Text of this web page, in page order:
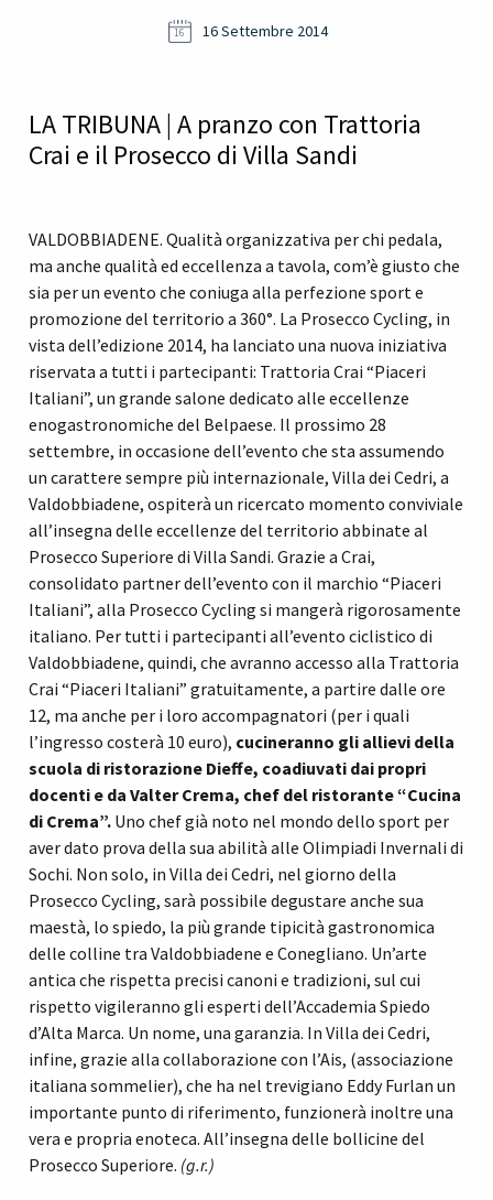
16 16 Settembre 2014
LA TRIBUNA | A pranzo con Trattoria
Crai e il Prosecco di Villa Sandi
VALDOBBIADENE. Qualità organizzativa per chi pedala,
ma anche qualità ed eccellenza a tavola, com’è giusto che
sia per un evento che coniuga alla perfezione sport e
promozione del territorio a 360°. La Prosecco Cycling, in
vista dell’edizione 2014, ha lanciato una nuova iniziativa
riservata a tutti i partecipanti: Trattoria Crai “Piaceri
Italiani”, un grande salone dedicato alle eccellenze
enogastronomiche del Belpaese. Il prossimo 28
settembre, in occasione dell’evento che sta assumendo
un carattere sempre più internazionale, Villa dei Cedri, a
Valdobbiadene, ospiterà un ricercato momento conviviale
all’insegna delle eccellenze del territorio abbinate al
Prosecco Superiore di Villa Sandi. Grazie a Crai,
consolidato partner dell’evento con il marchio “Piaceri
Italiani”, alla Prosecco Cycling si mangerà rigorosamente
italiano. Per tutti i partecipanti all’evento ciclistico di
Valdobbiadene, quindi, che avranno accesso alla Trattoria
Crai “Piaceri Italiani” gratuitamente, a partire dalle ore
12, ma anche per i loro accompagnatori (per i quali
l’ingresso costerà 10 euro), cucineranno gli allievi della
scuola di ristorazione Dieffe, coadiuvati dai propri
docenti e da Valter Crema, chef del ristorante “Cucina
di Crema”. Uno chef già noto nel mondo dello sport per
aver dato prova della sua abilità alle Olimpiadi Invernali di
Sochi. Non solo, in Villa dei Cedri, nel giorno della
Prosecco Cycling, sarà possibile degustare anche sua
maestà, lo spiedo, la più grande tipicità gastronomica
delle colline tra Valdobbiadene e Conegliano. Un’arte
antica che rispetta precisi canoni e tradizioni, sul cui
rispetto vigileranno gli esperti dell’Accademia Spiedo
d’Alta Marca. Un nome, una garanzia. In Villa dei Cedri,
infine, grazie alla collaborazione con l’Ais, (associazione
italiana sommelier), che ha nel trevigiano Eddy Furlan un
importante punto di riferimento, funzionerà inoltre una
vera e propria enoteca. All’insegna delle bollicine del
Prosecco Superiore. (g.r.)